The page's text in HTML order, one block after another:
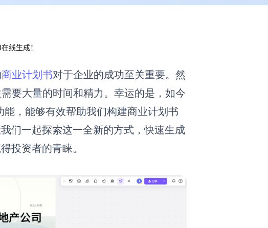
线生成！
商业计划书对于企业的成功至关重要。然
要大量的时间和精力。幸运的是，如今
，能够有效帮助我们构建商业计划书
们一起探索这一全新的方式，快速生成
投资者的青睐。